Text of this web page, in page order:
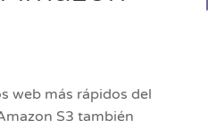
web más rápidos del
S3 también